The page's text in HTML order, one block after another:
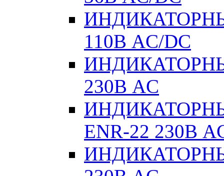
110В AC/DC
230В AC
ENR-22 230В